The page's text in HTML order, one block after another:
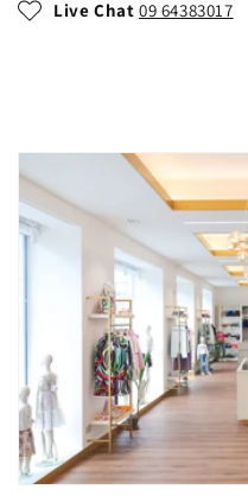
Live Chat 09 64383017